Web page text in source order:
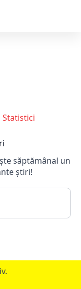
săptămânal un
știri!